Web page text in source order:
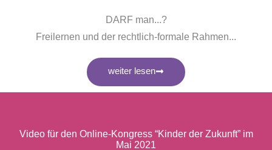
DARF man...?
Freilernen und der rechtlich-formale Rahmen...
weiter lesen
Video für den Online-Kongress “Kinder der Zukunft” im
Mai 2021